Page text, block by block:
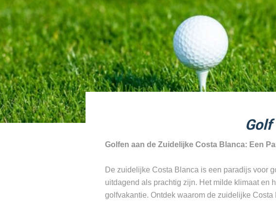
Golf
Golfen aan de Zuidelijke Costa Blanca: Een
De zuidelijke Costa Blanca is een paradijs voor
uitdagend als prachtig zijn. Het milde klimaat en
golfvakantie. Ontdek waarom de zuidelijke